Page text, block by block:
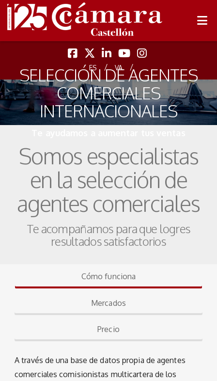
ES / VA /
SELECCIÓN DE AGENTES
COMERCIALES
INTERNACIONALES
Somos especialistas
en la selección de
agentes comerciales
Te acompañamos para que logres
resultados satisfactorios
Cómo funciona
Mercados
Precio
A través de una base de datos propia de agentes
comerciales comisionistas multicartera de los